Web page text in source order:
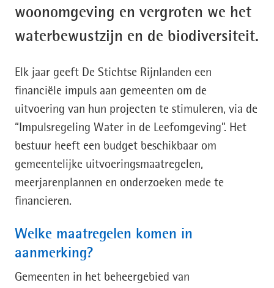
woonomgeving en vergroten we het
waterbewustzijn en de biodiversiteit.
Elk jaar geeft De Stichtse Rijnlanden een
financiële impuls aan gemeenten om de
uitvoering van hun projecten te stimuleren, via de
“Impulsregeling Water in de Leefomgeving”. Het
bestuur heeft een budget beschikbaar om
gemeentelijke uitvoeringsmaatregelen,
meerjarenplannen en onderzoeken mede te
financieren.
Welke maatregelen komen in
aanmerking?
Gemeenten in het beheergebied van